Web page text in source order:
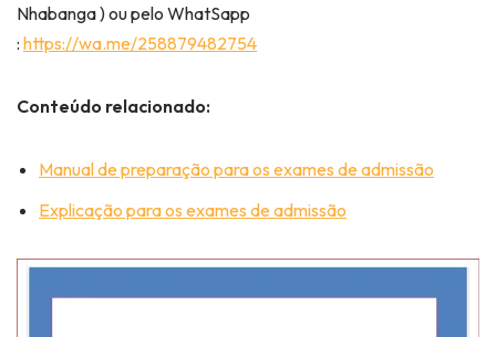
Nhabanga ) ou pelo WhatSapp
: https://wa.me/258879482754
Conteúdo relacionado:
Manual de preparação para os exames de admissão
Explicação para os exames de admissão